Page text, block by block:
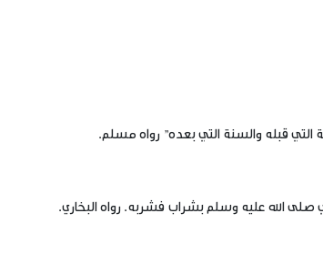
قبله والسنة التي بعده” رواه مسلم.
الله عليه وسلم بشراب فشربه. رواه البخاري.